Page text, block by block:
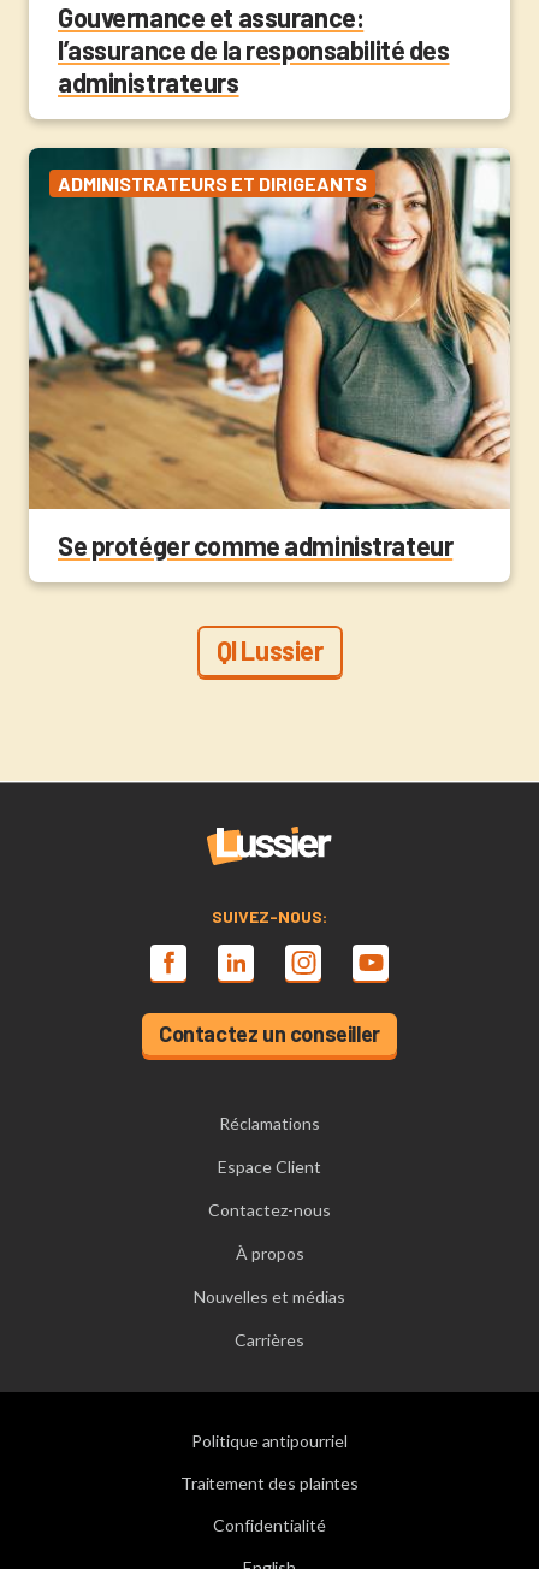
Gouvernance et assurance:
l’assurance de la responsabilité des
administrateurs
ADMINISTRATEURS ET DIRIGEANTS
Se protéger comme administrateur
QI Lussier
SUIVEZ-NOUS:
Contactez un conseiller
Réclamations
Espace Client
Contactez-nous
À propos
Nouvelles et médias
Carrières
Politique antipourriel
Traitement des plaintes
Confidentialité